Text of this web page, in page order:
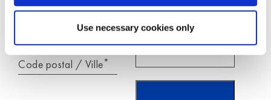
Use necessary cookies only
Téléphone
Code postal / Ville*